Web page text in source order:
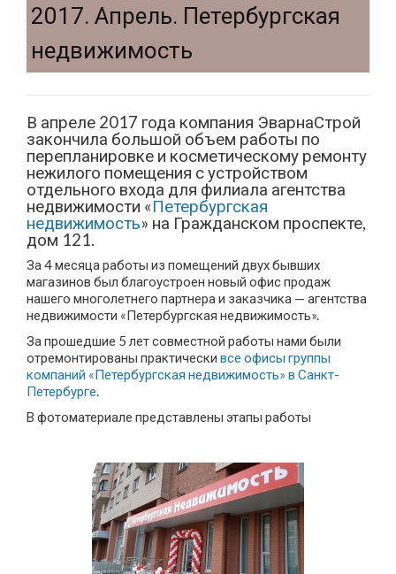
2017. Апрель. Петербургская
недвижимость
В апреле 2017 года компания ЭварнаСтрой
закончила большой объем работы по
перепланировке и косметическому ремонту
нежилого помещения с устройством
отдельного входа для филиала агентства
недвижимости «Петербургская
недвижимость» на Гражданском проспекте,
дом 121.
За 4 месяца работы из помещений двух бывших
магазинов был благоустроен новый офис продаж
нашего многолетнего партнера и заказчика — агентства
недвижимости «Петербургская недвижимость».
За прошедшие 5 лет совместной работы нами были
отремонтированы практически все офисы группы
компаний «Петербургская недвижимость» в Санкт-
Петербурге.
В фотоматериале представлены этапы работы